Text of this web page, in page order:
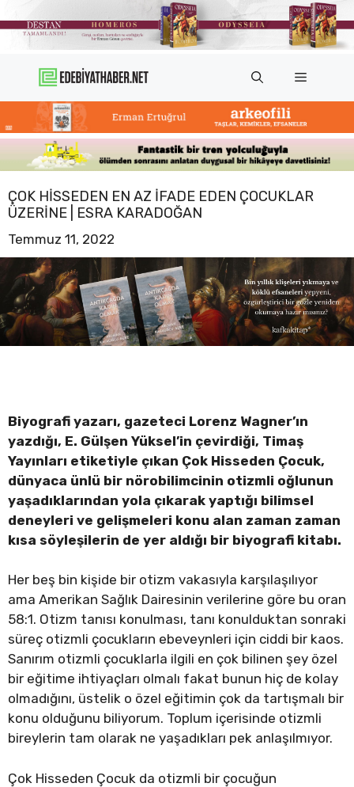
atla
Menü
ÇOK HISSEDEN EN AZ İFADE EDEN ÇOCUKLAR
ÜZERINE | ESRA KARADOĞAN
Temmuz 11, 2022
Biyografi yazarı, gazeteci Lorenz Wagner’ın
yazdığı, E. Gülşen Yüksel’in çevirdiği, Timaş
Yayınları etiketiyle çıkan Çok Hisseden Çocuk,
dünyaca ünlü bir nörobilimcinin otizmli oğlunun
yaşadıklarından yola çıkarak yaptığı bilimsel
deneyleri ve gelişmeleri konu alan zaman zaman
kısa söyleşilerin de yer aldığı bir biyografi kitabı.
Her beş bin kişide bir otizm vakasıyla karşılaşılıyor
ama Amerikan Sağlık Dairesinin verilerine göre bu oran
58:1. Otizm tanısı konulması, tanı konulduktan sonraki
süreç otizmli çocukların ebeveynleri için ciddi bir kaos.
Sanırım otizmli çocuklarla ilgili en çok bilinen şey özel
bir eğitime ihtiyaçları olmalı fakat bunun hiç de kolay
olmadığını, üstelik o özel eğitimin çok da tartışmalı bir
konu olduğunu biliyorum. Toplum içerisinde otizmli
bireylerin tam olarak ne yaşadıkları pek anlaşılmıyor.
Çok Hisseden Çocuk da otizmli bir çocuğun